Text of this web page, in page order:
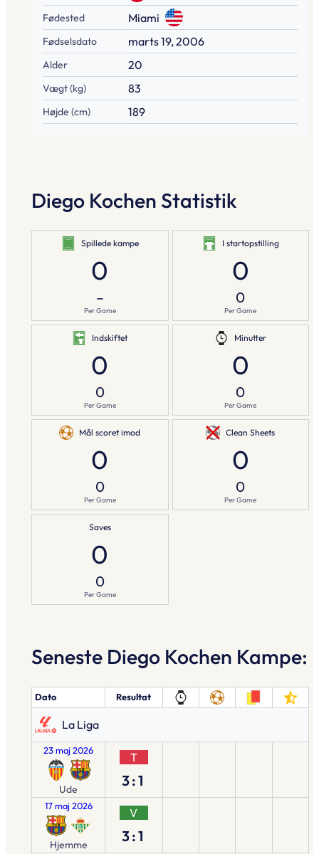
Fødested
Miami
Fødselsdato marts 19, 2006
Alder 20
Vægt (kg) 83
Højde (cm) 189
Diego Kochen Statistik
Spillede kampe
0
–
Per Game
I startopstilling
0
0
Per Game
Indskiftet
0
0
Per Game
Minutter
0
0
Per Game
Mål scoret imod
0
0
Per Game
Clean Sheets
0
0
Per Game
Saves
0
0
Per Game
Seneste Diego Kochen Kampe:
Dato Resultat
La Liga
23 maj 2026
Ude
T
3:1
17 maj 2026
Hjemme
V
3:1